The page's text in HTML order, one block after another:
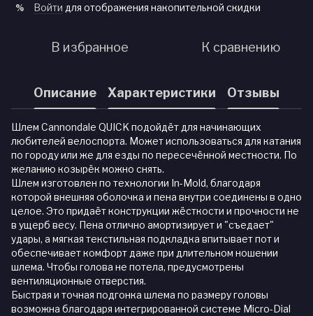
% Войти для отображения накопительной скидки
В избранное К сравнению
Описание Характеристики Отзывы
Шлем Cannondale QUICK подойдёт для начинающих
любителей велоспорта. Может использоваться для катания
по городу или же для езды по пересечённой местности. По
желанию козырёк можно снять.
Шлем изготовлен по технологии In-Mold, благодаря
которой внешняя оболочка и пена внутри соединены в одно
целое. Это придаёт конструкции жёсткости и прочности не
в ущерб весу. Пена отлично амортизирует и "съедает"
удары, а мягкая текстильная подкладка впитывает пот и
обеспечивает комфорт даже при длительном ношении
шлема. Чтобы голова не потела, предусмотрены
вентиляционные отверстия.
Быстрая и точная подгонка шлема по размеру головы
возможна благодаря интегрированной системе Micro-Dial